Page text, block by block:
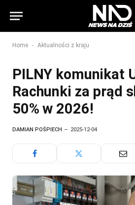
Home - Aktualności z kraju
PILNY komunikat
Rachunki za prąd
50% w 2026!
DAMIAN POŚPIECH 2025-12-04